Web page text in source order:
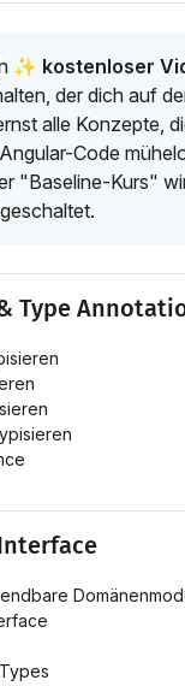
✨ kostenloser
der dich auf
alle Konzepte,
Code
"Baseline-Kurs"
Type